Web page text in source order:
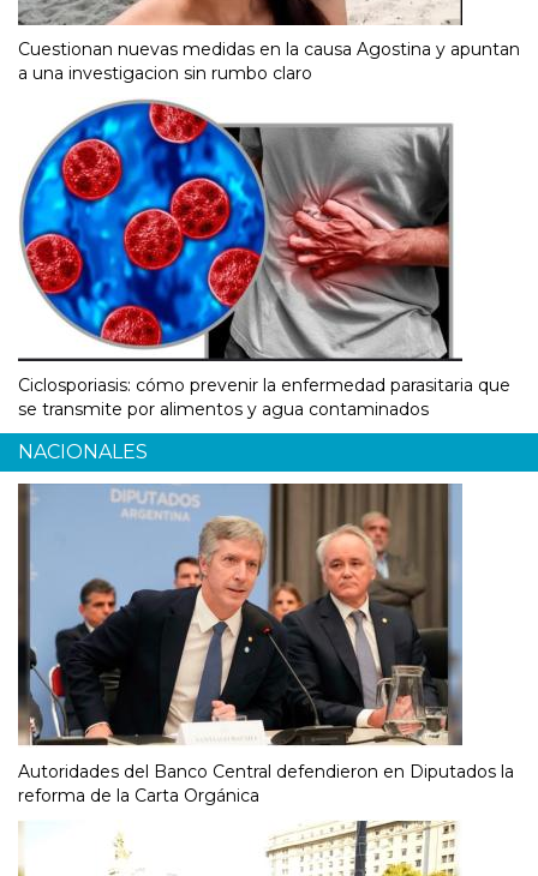
Cuestionan nuevas medidas en la causa Agostina y apuntan
a una investigacion sin rumbo claro
Ciclosporiasis: cómo prevenir la enfermedad parasitaria que
se transmite por alimentos y agua contaminados
NACIONALES
Autoridades del Banco Central defendieron en Diputados la
reforma de la Carta Orgánica